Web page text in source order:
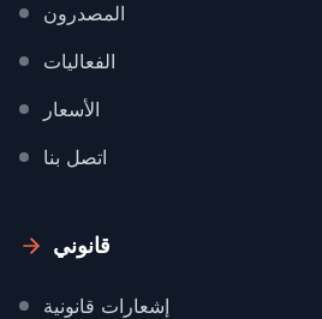
المصدرون
الفعاليات
الأسعار
اتصل بنا
قانوني
إشعارات قانونية